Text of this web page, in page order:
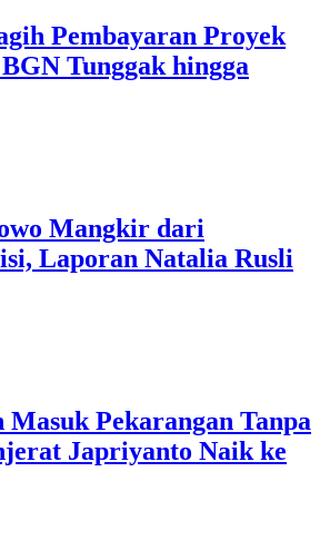
Pembayaran Proyek
Tunggak hingga
Mangkir dari
Laporan Natalia Rusli
Masuk Pekarangan Tanpa
Japriyanto Naik ke